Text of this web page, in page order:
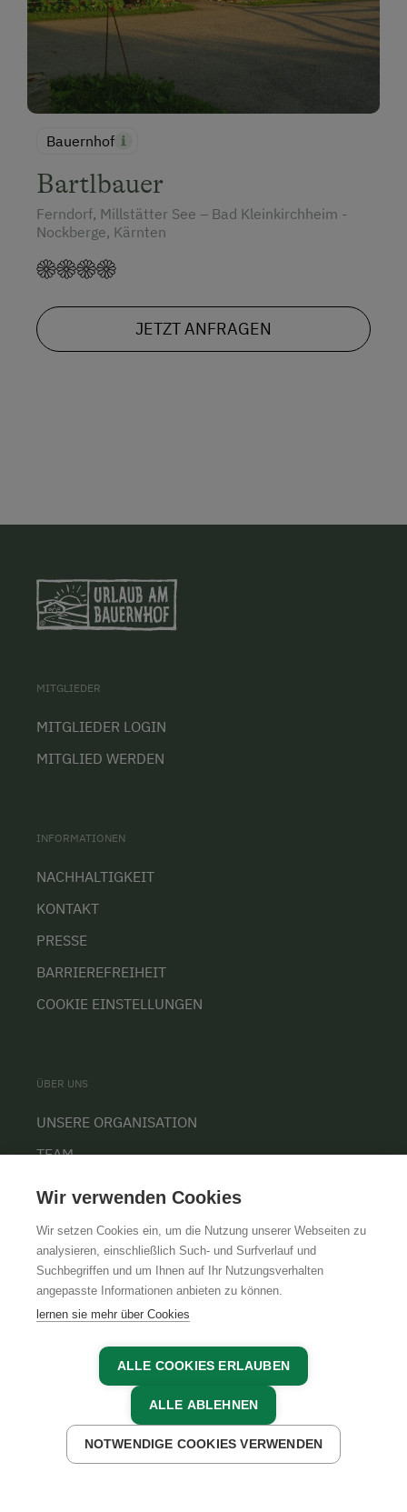
Bauernhof
Bartlbauer
Ferndorf, Millstätter See – Bad Kleinkirchheim -
Nockberge, Kärnten
JETZT ANFRAGEN
JETZT ANFRAGEN
MITGLIEDER
MITGLIEDER LOGIN
MITGLIED WERDEN
INFORMATIONEN
NACHHALTIGKEIT
KONTAKT
PRESSE
BARRIEREFREIHEIT
COOKIE EINSTELLUNGEN
ÜBER UNS
UNSERE ORGANISATION
TEAM
AGBIMPRESSUMDATENSCHUTZ
Wir verwenden Cookies
Wir setzen Cookies ein, um die Nutzung unserer Webseiten zu
analysieren, einschließlich Such- und Surfverlauf und
Suchbegriffen und um Ihnen auf Ihr Nutzungsverhalten
angepasste Informationen anbieten zu können.
lernen sie mehr über Cookies
ALLE COOKIES ERLAUBEN
ALLE ABLEHNEN
NOTWENDIGE COOKIES VERWENDEN